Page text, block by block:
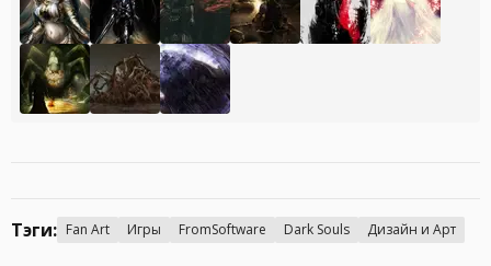
Тэги: Fan Art Игры FromSoftware Dark Souls Дизайн и Арт